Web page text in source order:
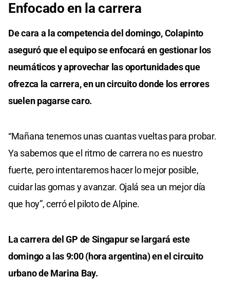
Enfocado en la carrera
De cara a la competencia del domingo, Colapinto
aseguró que el equipo se enfocará en gestionar los
neumáticos y aprovechar las oportunidades que
ofrezca la carrera, en un circuito donde los errores
suelen pagarse caro.
“Mañana tenemos unas cuantas vueltas para probar.
Ya sabemos que el ritmo de carrera no es nuestro
fuerte, pero intentaremos hacer lo mejor posible,
cuidar las gomas y avanzar. Ojalá sea un mejor día
que hoy”, cerró el piloto de Alpine.
La carrera del GP de Singapur se largará este
domingo a las 9:00 (hora argentina) en el circuito
urbano de Marina Bay.